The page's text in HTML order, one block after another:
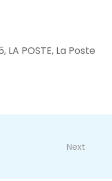
LA POSTE, La Poste
Next